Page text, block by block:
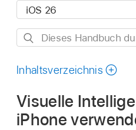
Dieses
durchsuchen
Inhaltsverzeichnis
Visuelle
iPhone